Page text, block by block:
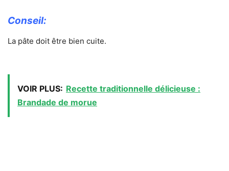
Conseil:
La pâte doit être bien cuite.
VOIR PLUS: Recette traditionnelle délicieuse :
Brandade de morue